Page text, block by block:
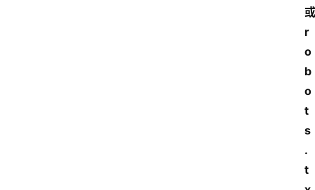
或
r
o
b
o
t
s
.
t